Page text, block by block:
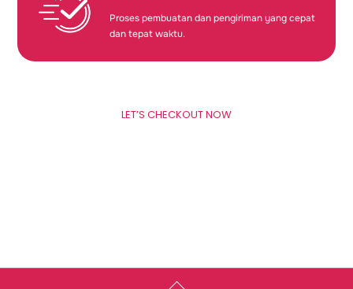
Proses pembuatan dan pengiriman yang cepat
dan tepat waktu.
LET’S CHECKOUT NOW
Back